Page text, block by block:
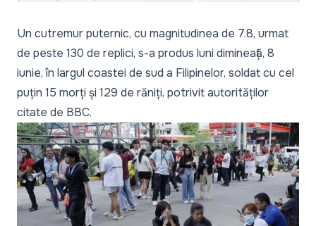
Un cutremur puternic, cu magnitudinea de 7.8, urmat
de peste 130 de replici, s-a produs luni dimineață, 8
iunie, în largul coastei de sud a Filipinelor, soldat cu cel
puțin 15 morți și 129 de răniți, potrivit autorităților
citate de BBC.